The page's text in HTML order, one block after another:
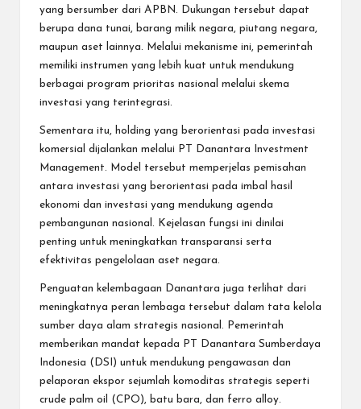
yang bersumber dari APBN. Dukungan tersebut dapat
berupa dana tunai, barang milik negara, piutang negara,
maupun aset lainnya. Melalui mekanisme ini, pemerintah
memiliki instrumen yang lebih kuat untuk mendukung
berbagai program prioritas nasional melalui skema
investasi yang terintegrasi.
Sementara itu, holding yang berorientasi pada investasi
komersial dijalankan melalui PT Danantara Investment
Management. Model tersebut memperjelas pemisahan
antara investasi yang berorientasi pada imbal hasil
ekonomi dan investasi yang mendukung agenda
pembangunan nasional. Kejelasan fungsi ini dinilai
penting untuk meningkatkan transparansi serta
efektivitas pengelolaan aset negara.
Penguatan kelembagaan Danantara juga terlihat dari
meningkatnya peran lembaga tersebut dalam tata kelola
sumber daya alam strategis nasional. Pemerintah
memberikan mandat kepada PT Danantara Sumberdaya
Indonesia (DSI) untuk mendukung pengawasan dan
pelaporan ekspor sejumlah komoditas strategis seperti
crude palm oil (CPO), batu bara, dan ferro alloy.